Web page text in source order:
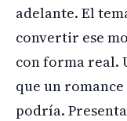
adelante. El
convertir ese
con forma real.
que un
podría.